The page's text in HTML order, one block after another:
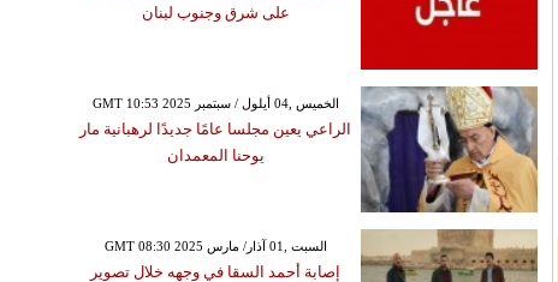
على شرق وجنوب لبنان
GMT 10:53 2025 الخميس ,04 أيلول / سبتمبر
الراعي يعين مجلسا عامًا جديدًا لرهبانية مار
يوحنا المعمدان
GMT 08:30 2025 السبت ,01 آذار/ مارس
إصابة أحمد السقا في وجهه خلال تصوير